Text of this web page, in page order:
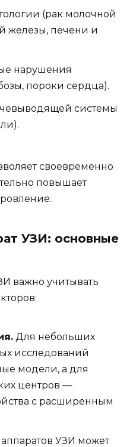
(рак молочной
железы, печени и
нарушения
пороки сердца).
системы
своевременно
повышает
УЗИ: основные
важно учитывать
Для небольших
исследований
модели, а для
центров —
с расширенным
аппаратов УЗИ может